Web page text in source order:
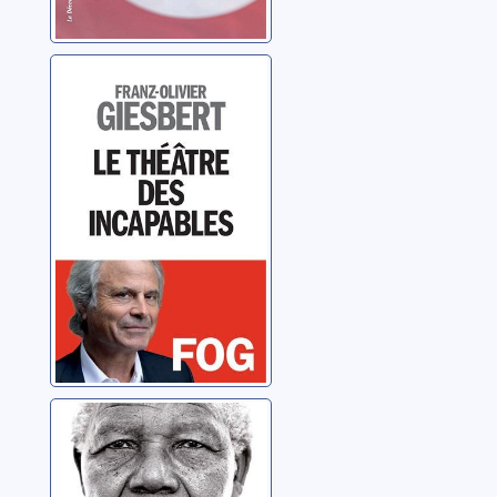
Le théâtre des
incapables
Giesbert, Franz-Olivier
Etre libre, ce
n'est pas
seulement se